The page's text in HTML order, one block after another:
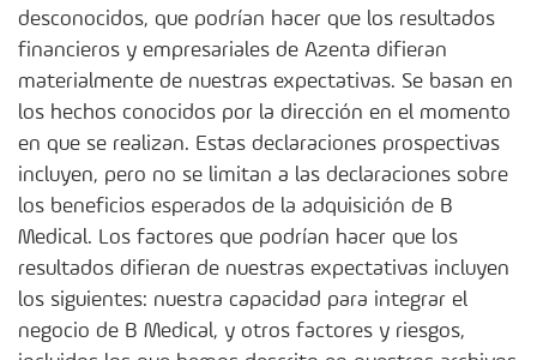
desconocidos, que podrían hacer que los resultados
financieros y empresariales de Azenta difieran
materialmente de nuestras expectativas. Se basan en
los hechos conocidos por la dirección en el momento
en que se realizan. Estas declaraciones prospectivas
incluyen, pero no se limitan a las declaraciones sobre
los beneficios esperados de la adquisición de B
Medical. Los factores que podrían hacer que los
resultados difieran de nuestras expectativas incluyen
los siguientes: nuestra capacidad para integrar el
negocio de B Medical, y otros factores y riesgos,